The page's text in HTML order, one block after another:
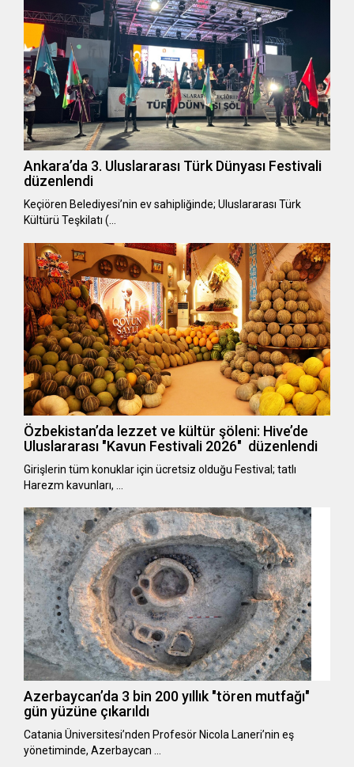
Ankara’da 3. Uluslararası Türk Dünyası Festivali
düzenlendi
Keçiören Belediyesi’nin ev sahipliğinde; Uluslararası Türk
Kültürü Teşkilatı (…
Özbekistan’da lezzet ve kültür şöleni: Hive’de
Uluslararası "Kavun Festivali 2026" düzenlendi
Girişlerin tüm konuklar için ücretsiz olduğu Festival; tatlı
Harezm kavunları, …
Azerbaycan’da 3 bin 200 yıllık "tören mutfağı"
gün yüzüne çıkarıldı
Catania Üniversitesi’nden Profesör Nicola Laneri’nin eş
yönetiminde, Azerbaycan …